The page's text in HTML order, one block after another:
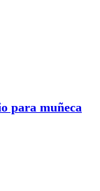
para muñeca